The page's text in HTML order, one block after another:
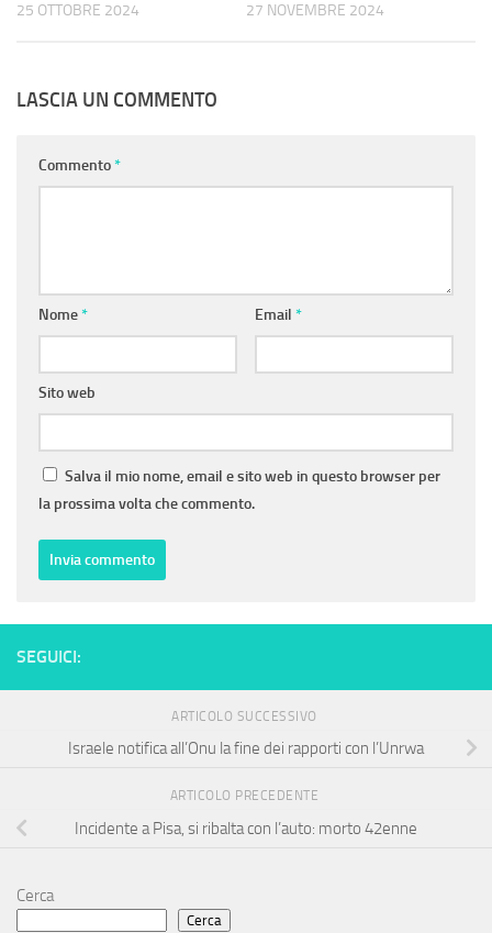
25 OTTOBRE 2024 27 NOVEMBRE 2024
LASCIA UN COMMENTO
Commento*
Nome* Email *
Sito web
Salva il mio nome, email e sito web in questo browser per
la prossima volta che commento.
SEGUICI:
ARTICOLO SUCCESSIVO
Israele notifica all’Onu la fine dei rapporti con l’Unrwa
ARTICOLO PRECEDENTE
Incidente a Pisa, si ribalta con l’auto: morto 42enne
Cerca
Cerca